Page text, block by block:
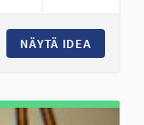
NÄYTÄ IDEA